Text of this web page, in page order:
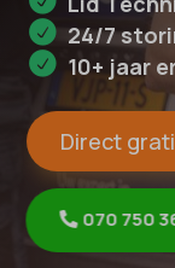
24/7
10+ jaar
Direct
070 750